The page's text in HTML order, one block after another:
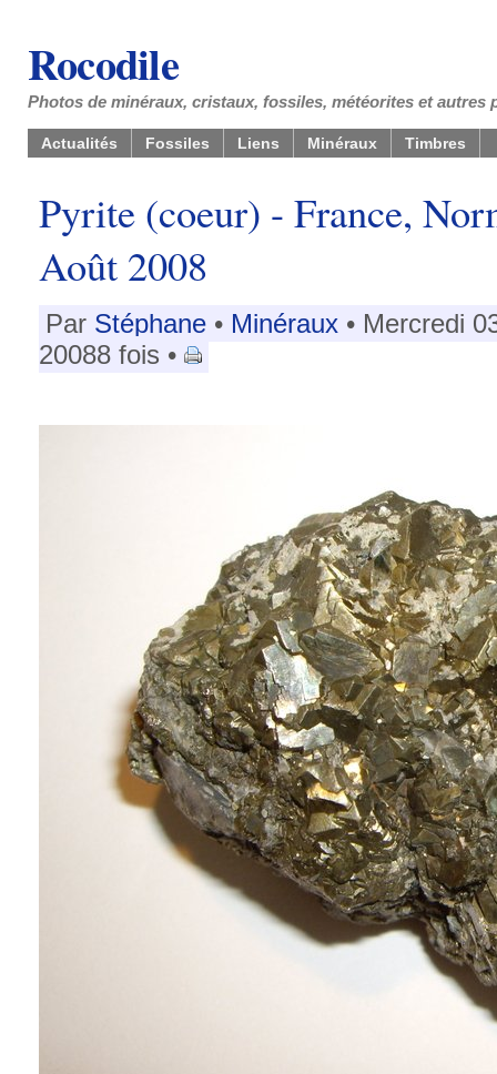
Rocodile
Photos de minéraux, cristaux, fossiles, météorites et
Actualités Fossiles Liens Minéraux Timbres
Pyrite (coeur) - France,
Août 2008
Par Stéphane • Minéraux • Mercredi
20088 fois •